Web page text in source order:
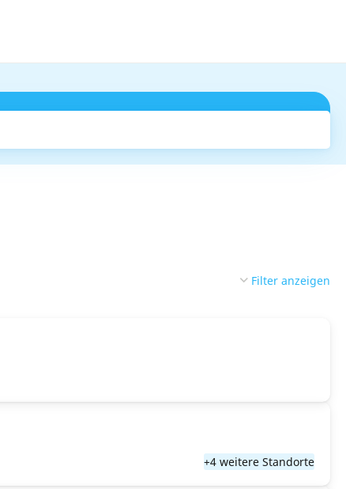
Filter anzeigen
+4 weitere Standorte